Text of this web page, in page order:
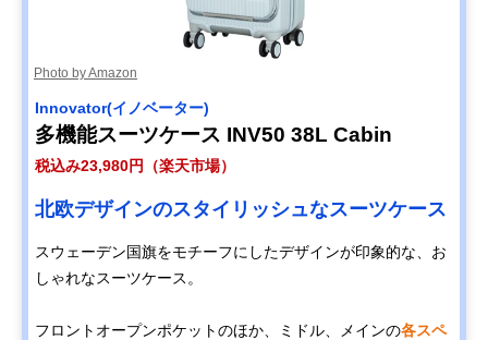
Photo by Amazon
Innovator(イノベーター)
多機能スーツケース INV50 38L Cabin
税込み23,980円（楽天市場）
北欧デザインのスタイリッシュなスーツケース
スウェーデン国旗をモチーフにしたデザインが印象的な、お
しゃれなスーツケース。
フロントオープンポケットのほか、ミドル、メインの各スペ